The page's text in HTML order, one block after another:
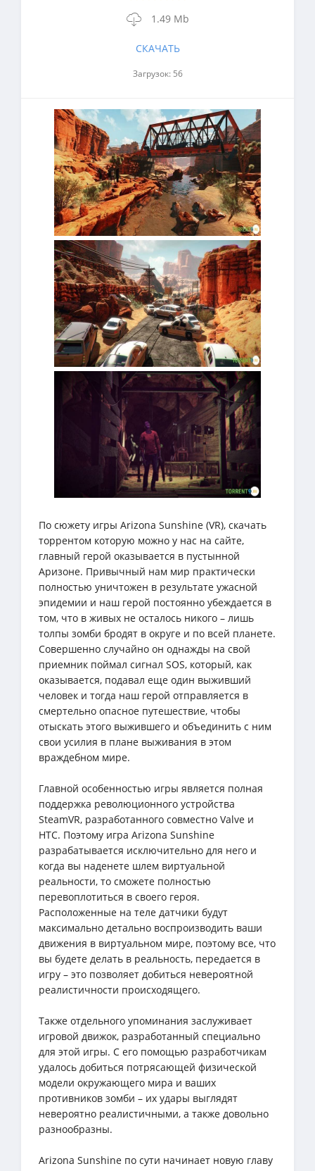
1.49 Mb
СКАЧАТЬ
Загрузок: 56
По сюжету игры Arizona Sunshine (VR), скачать
торрентом которую можно у нас на сайте,
главный герой оказывается в пустынной
Аризоне. Привычный нам мир практически
полностью уничтожен в результате ужасной
эпидемии и наш герой постоянно убеждается в
том, что в живых не осталось никого – лишь
толпы зомби бродят в округе и по всей планете.
Совершенно случайно он однажды на свой
приемник поймал сигнал SOS, который, как
оказывается, подавал еще один выживший
человек и тогда наш герой отправляется в
смертельно опасное путешествие, чтобы
отыскать этого выжившего и объединить с ним
свои усилия в плане выживания в этом
враждебном мире.
Главной особенностью игры является полная
поддержка революционного устройства
SteamVR, разработанного совместно Valve и
HTC. Поэтому игра Arizona Sunshine
разрабатывается исключительно для него и
когда вы наденете шлем виртуальной
реальности, то сможете полностью
перевоплотиться в своего героя.
Расположенные на теле датчики будут
максимально детально воспроизводить ваши
движения в виртуальном мире, поэтому все, что
вы будете делать в реальность, передается в
игру – это позволяет добиться невероятной
реалистичности происходящего.
Также отдельного упоминания заслуживает
игровой движок, разработанный специально
для этой игры. С его помощью разработчикам
удалось добиться потрясающей физической
модели окружающего мира и ваших
противников зомби – их удары выглядят
невероятно реалистичными, а также довольно
разнообразны.
Arizona Sunshine по сути начинает новую главу